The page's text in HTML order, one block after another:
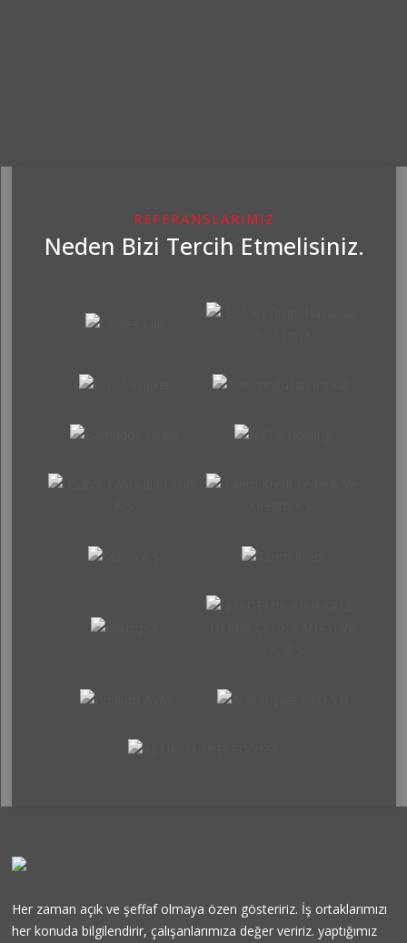
REFERANSLARIMIZ
Neden Bizi Tercih Etmelisiniz.
Her zaman açık ve şeffaf olmaya özen gösteririz. İş ortaklarımızı
her konuda bilgilendirir, çalışanlarımıza değer veririz. yaptığımız